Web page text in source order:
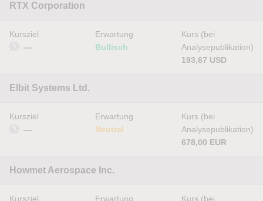
RTX Corporation
Kursziel
—
Erwartung
Bullisch
Kurs (bei
Analysepublikation)
193,67 USD
Elbit Systems Ltd.
Kursziel
—
Erwartung
Neutral
Kurs (bei
Analysepublikation)
678,00 EUR
Howmet Aerospace Inc.
Kursziel
Erwartung
Kurs (bei